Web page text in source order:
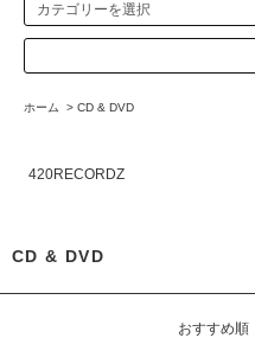
ホーム > CD & DVD
420RECORDZ
CD & DVD
おすすめ順